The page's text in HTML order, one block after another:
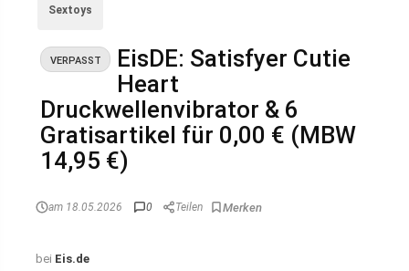
Sextoys
VERPASST
EisDE: Satisfyer Cutie
Heart
Druckwellenvibrator & 6
Gratisartikel für 0,00 € (MBW
14,95 €)
am 18.05.2026 0 Teilen
bei Eis.de